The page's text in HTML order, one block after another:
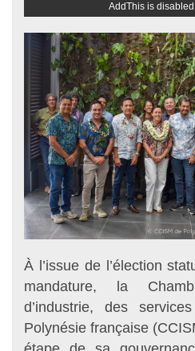
AddThis is
À l’issue de l’élection
mandature, la
d’industrie, des
Polynésie française